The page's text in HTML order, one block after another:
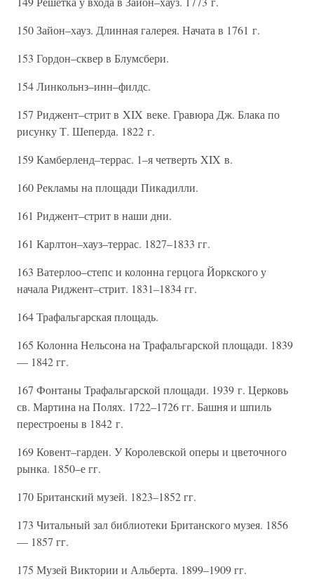
150 Зайон–хауз. Длинная галерея. Начата в 1761 г.
153 Гордон–сквер в Блумсбери.
154 Линкольнз–инн–филдс.
157 Риджент–стрит в XIX веке. Гравюра Дж. Блака по
рисунку Т. Шеперда. 1822 г.
159 Камберленд–террас. 1–я четверть XIX в.
160 Рекламы на площади Пикадилли.
161 Риджент–стрит в наши дни.
161 Карлтон–хауз–террас. 1827–1833 гг.
163 Ватерлоо–степс и колонна герцога Йоркского у
начала Риджент–стрит. 1831–1834 гг.
164 Трафальгарская площадь.
165 Колонна Нельсона на Трафальгарской площади. 1839
— 1842 гг.
167 Фонтаны Трафальгарской площади. 1939 г. Церковь
св. Мартина на Полях. 1722–1726 гг. Башня и шпиль
перестроены в 1842 г.
169 Ковент–гарден. У Королевской оперы и цветочного
рынка. 1850–е гг.
170 Британский музей. 1823–1852 гг.
173 Читальный зал библиотеки Британского музея. 1856
— 1857 гг.
175 Музей Виктории и Альберта. 1899–1909 гг.